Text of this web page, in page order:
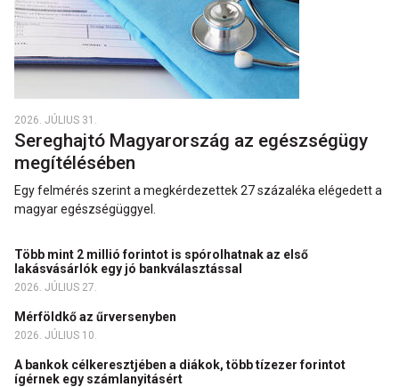
2026. JÚLIUS 31.
Sereghajtó Magyarország az egészségügy
megítélésében
Egy felmérés szerint a megkérdezettek 27 százaléka elégedett a
magyar egészségüggyel.
Több mint 2 millió forintot is spórolhatnak az első
lakásvásárlók egy jó bankválasztással
2026. JÚLIUS 27.
Mérföldkő az űrversenyben
2026. JÚLIUS 10.
A bankok célkeresztjében a diákok, több tízezer forintot
ígérnek egy számlanyitásért